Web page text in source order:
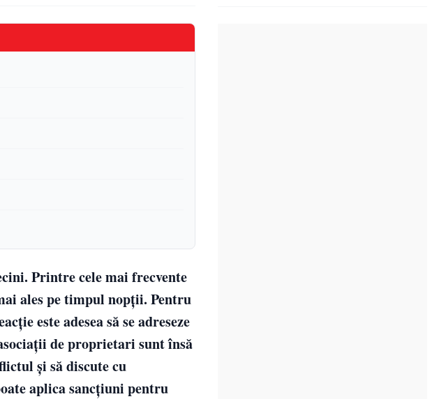
Printre cele mai frecvente
ales pe timpul nopții. Pentru
este adesea să se adreseze
de proprietari sunt însă
și să discute cu
aplica sancțiuni pentru